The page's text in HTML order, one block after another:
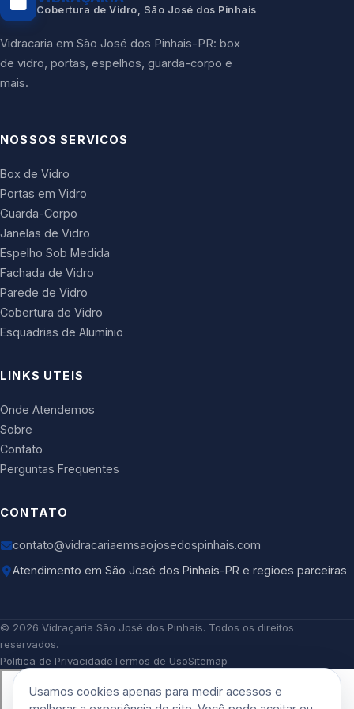
Cobertura de Vidro, São José dos Pinhais
Vidracaria em São José dos Pinhais-PR: box
de vidro, portas, espelhos, guarda-corpo e
mais.
NOSSOS SERVICOS
Box de Vidro
Portas em Vidro
Guarda-Corpo
Janelas de Vidro
Espelho Sob Medida
Fachada de Vidro
Parede de Vidro
Cobertura de Vidro
Esquadrias de Alumínio
LINKS UTEIS
Onde Atendemos
Sobre
Contato
Perguntas Frequentes
CONTATO
contato@vidracariaemsaojosedospinhais.com
Atendimento em São José dos Pinhais-PR e regioes parceiras
© 2026 Vidraçaria São José dos Pinhais. Todos os direitos
reservados.
Politica de PrivacidadeTermos de UsoSitemap
Usamos cookies apenas para medir acessos e